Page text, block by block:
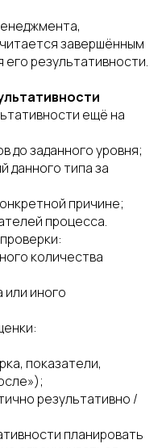
завершённым
результативности.
ещё на
до заданного уровня;
данного типа за
причине;
процесса.
количества
или иного
показатели,
результативно /
планировать